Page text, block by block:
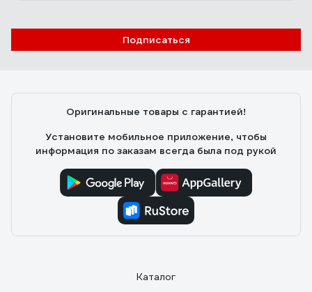
Подписаться
Оригинальные товары с гарантией!
Установите мобильное приложение, чтобы
информация по заказам всегда была под рукой
Каталог